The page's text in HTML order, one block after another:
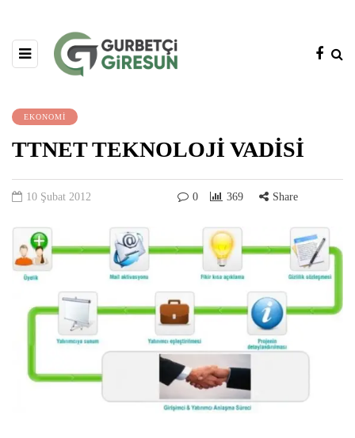
EKONOMİ
TTNET TEKNOLOJİ VADİSİ
10 Şubat 2012 0 369 Share